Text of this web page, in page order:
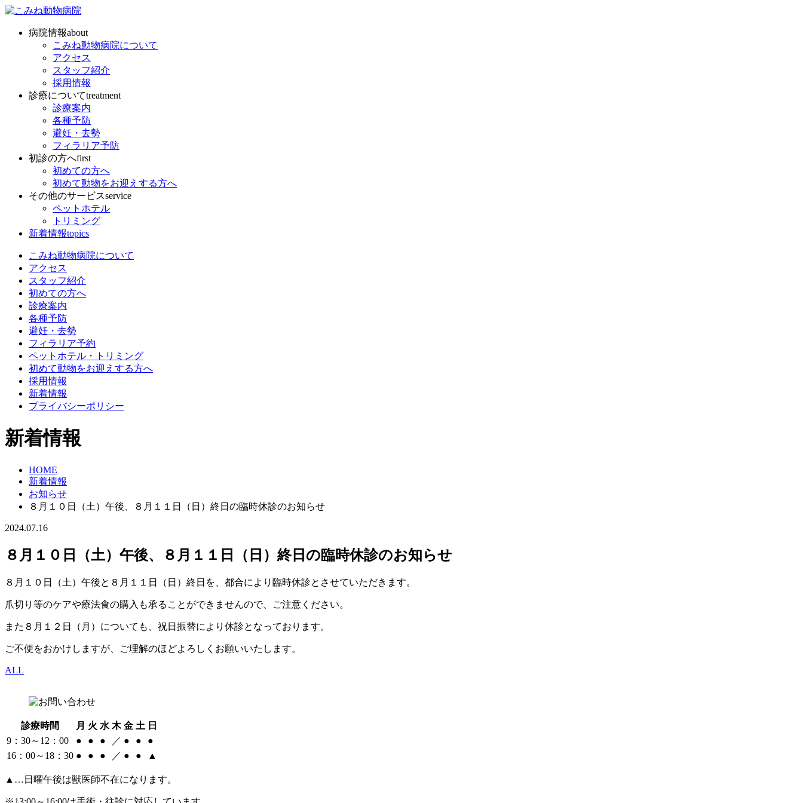
病院情報about
こみね動物病院について
アクセス
スタッフ紹介
採用情報
診療についてtreatment
診療案内
各種予防
避妊・去勢
フィラリア予防
初診の方へfirst
初めての方へ
初めて動物をお迎えする方へ
その他のサービスservice
ペットホテル
トリミング
新着情報topics
こみね動物病院について
アクセス
スタッフ紹介
初めての方へ
診療案内
各種予防
避妊・去勢
フィラリア予約
ペットホテル・トリミング
初めて動物をお迎えする方へ
採用情報
新着情報
プライバシーポリシー
新着情報
HOME
新着情報
お知らせ
８月１０日（土）午後、８月１１日（日）終日の臨時休診のお知らせ
2024.07.16
８月１０日（土）午後、８月１１日（日）終日の臨時休診のお知らせ
８月１０日（土）午後と８月１１日（日）終日を、都合により臨時休診とさせていただきます。
爪切り等のケアや療法食の購入も承ることができませんので、ご注意ください。
また８月１２日（月）についても、祝日振替により休診となっております。
ご不便をおかけしますが、ご理解のほどよろしくお願いいたします。
ALL
診療時間 月 火 水 木 金 土 日
9：30～12：00
● ● ● ／ ● ●
●
16：00～18：30 ● ● ● ／ ● ● ▲
▲…日曜午後は獣医師不在になります。